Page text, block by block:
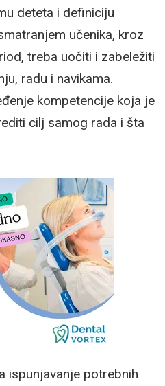
deteta i definiciju
učenika, kroz
treba uočiti i zabeležiti
radu i navikama.
kompetencije koja je
cilj samog rada i šta
ispunjavanje potrebnih